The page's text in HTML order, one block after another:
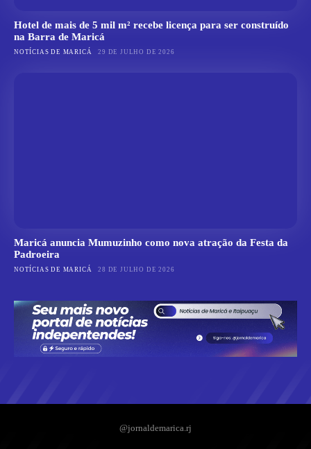
Hotel de mais de 5 mil m² recebe licença para ser construído
na Barra de Maricá
NOTÍCIAS DE MARICÁ 29 DE JULHO DE 2026
Maricá anuncia Mumuzinho como nova atração da Festa da
Padroeira
NOTÍCIAS DE MARICÁ 28 DE JULHO DE 2026
@jornaldemarica.rj